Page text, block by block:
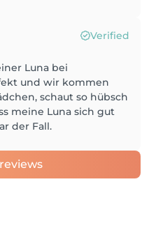
Verified
Luna bei
und wir kommen
schaut so hübsch
meine Luna sich gut
der Fall.